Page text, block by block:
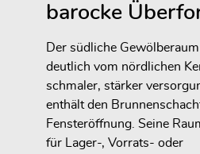
barocke
Der südliche
deutlich vom nördlichen
schmaler, stärker
enthält den
Fensteröffnung. Seine
für Lager-, Vorrats- oder